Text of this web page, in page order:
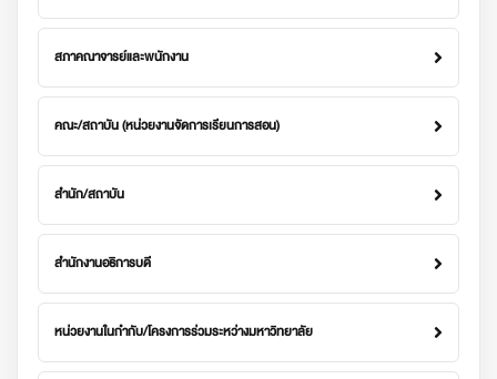
สภาคณาจารย์และพนักงาน
คณะ/สถาบัน (หน่วยงานจัดการเรียนการสอน)
สำนัก/สถาบัน
สำนักงานอธิการบดี
หน่วยงานในกำกับ/โครงการร่วมระหว่างมหาวิทยาลัย